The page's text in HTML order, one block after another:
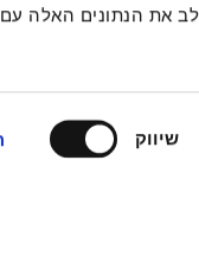
את הנתונים האלה
שיווקבאתר.